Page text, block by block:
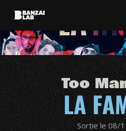
Too
LA
Sortie le 08/